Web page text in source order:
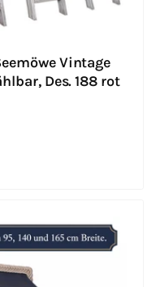
Vintage
Des. 188 rot